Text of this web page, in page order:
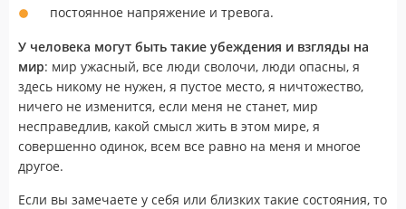
постоянное напряжение и тревога.
У человека могут быть такие убеждения и взгляды на
мир: мир ужасный, все люди сволочи, люди опасны, я
здесь никому не нужен, я пустое место, я ничтожество,
ничего не изменится, если меня не станет, мир
несправедлив, какой смысл жить в этом мире, я
совершенно одинок, всем все равно на меня и многое
другое.
Если вы замечаете у себя или близких такие состояния, то